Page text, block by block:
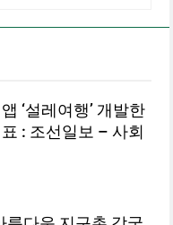
‘설레여행’ 개발한
: 조선일보 – 사회